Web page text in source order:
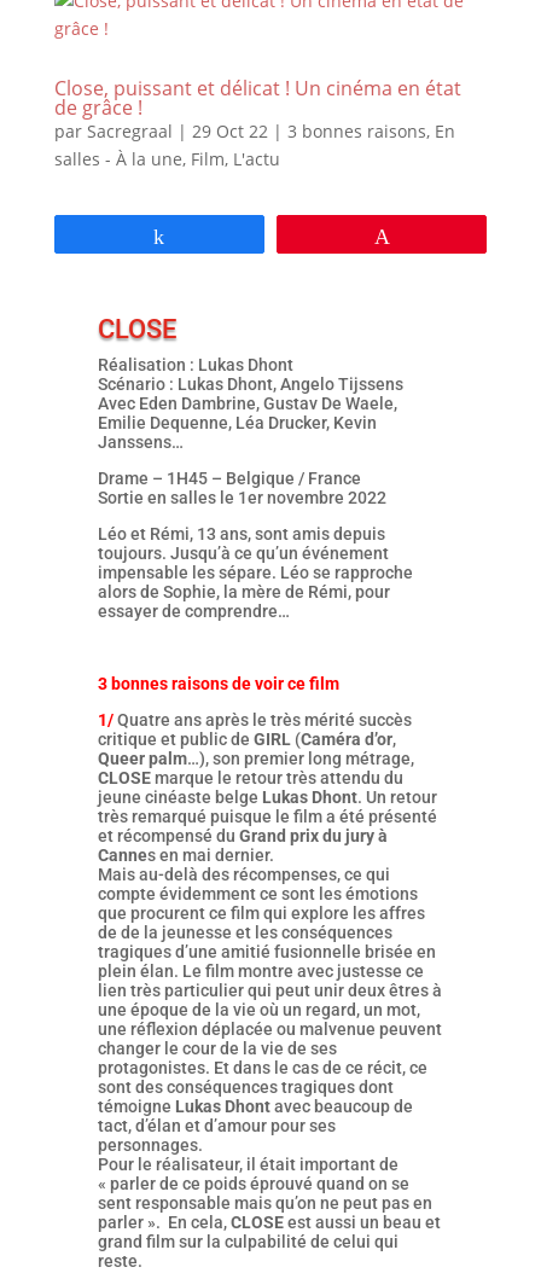
Close, puissant et délicat ! Un cinéma en état
de grâce !
par Sacregraal | 29 Oct 22| 3 bonnes raisons, En
salles - À la une, Film, L'actu
CLOSE
Réalisation : Lukas Dhont
Scénario : Lukas Dhont, Angelo Tijssens
Avec Eden Dambrine, Gustav De Waele,
Emilie Dequenne, Léa Drucker, Kevin
Janssens…
Drame – 1H45 – Belgique / France
Sortie en salles le 1er novembre 2022
Léo et Rémi, 13 ans, sont amis depuis
toujours. Jusqu’à ce qu’un événement
impensable les sépare. Léo se rapproche
alors de Sophie, la mère de Rémi, pour
essayer de comprendre…
3 bonnes raisons de voir ce film
1/Quatre ans après le très mérité succès
critique et public de GIRL(Caméra d’or,
Queer palm…), son premier long métrage,
CLOSEmarque le retour très attendu du
jeune cinéaste belge Lukas Dhont. Un retour
très remarqué puisque le film a été présenté
et récompensé du Grand prix du jury à
Cannes en mai dernier.
Mais au-delà des récompenses, ce qui
compte évidemment ce sont les émotions
que procurent ce film qui explore les affres
de de la jeunesse et les conséquences
tragiques d’une amitié fusionnelle brisée en
plein élan. Le film montre avec justesse ce
lien très particulier qui peut unir deux êtres à
une époque de la vie où un regard, un mot,
une réflexion déplacée ou malvenue peuvent
changer le cour de la vie de ses
protagonistes. Et dans le cas de ce récit, ce
sont des conséquences tragiques dont
témoigne Lukas Dhontavec beaucoup de
tact, d’élan et d’amour pour ses
personnages.
Pour le réalisateur, il était important de
« parler de ce poids éprouvé quand on se
sent responsable mais qu’on ne peut pas en
parler ». En cela,CLOSEest aussi un beau et
grand film sur la culpabilité de celui qui
reste.